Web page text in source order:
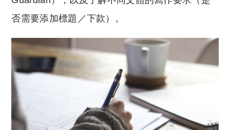
否需要添加標題／下款）。